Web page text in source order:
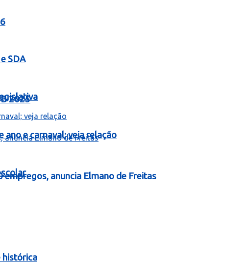
2025
anuncia Elmano de Freitas
SDA
e carnaval; veja relação
histórica